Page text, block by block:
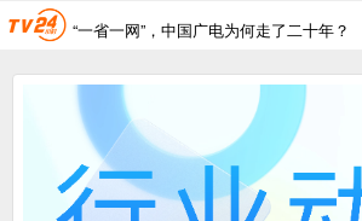
“一省一网”，中国广电为何走了二十年？
广电总局对互联网电视自动续费专项治理
中国广电：编制一体化电视技术标准白皮书